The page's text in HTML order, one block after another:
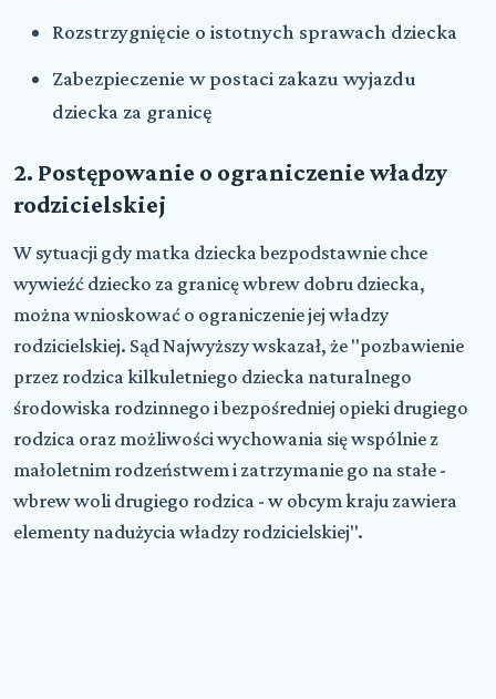
Rozstrzygnięcie o istotnych sprawach dziecka
Zabezpieczenie w postaci zakazu wyjazdu
dziecka za granicę
2. Postępowanie o ograniczenie władzy
rodzicielskiej
W sytuacji gdy matka dziecka bezpodstawnie chce
wywieźć dziecko za granicę wbrew dobru dziecka,
można wnioskować o ograniczenie jej władzy
rodzicielskiej. Sąd Najwyższy wskazał, że "pozbawienie
przez rodzica kilkuletniego dziecka naturalnego
środowiska rodzinnego i bezpośredniej opieki drugiego
rodzica oraz możliwości wychowania się wspólnie z
małoletnim rodzeństwem i zatrzymanie go na stałe -
wbrew woli drugiego rodzica - w obcym kraju zawiera
elementy nadużycia władzy rodzicielskiej".